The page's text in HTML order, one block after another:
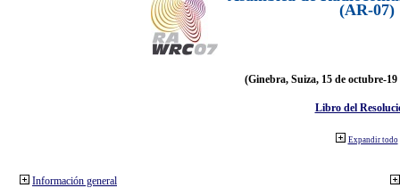
(AR-07)
(Ginebra, Suiza, 15 de octubre-19
Libro del
Expandir todo
Información general